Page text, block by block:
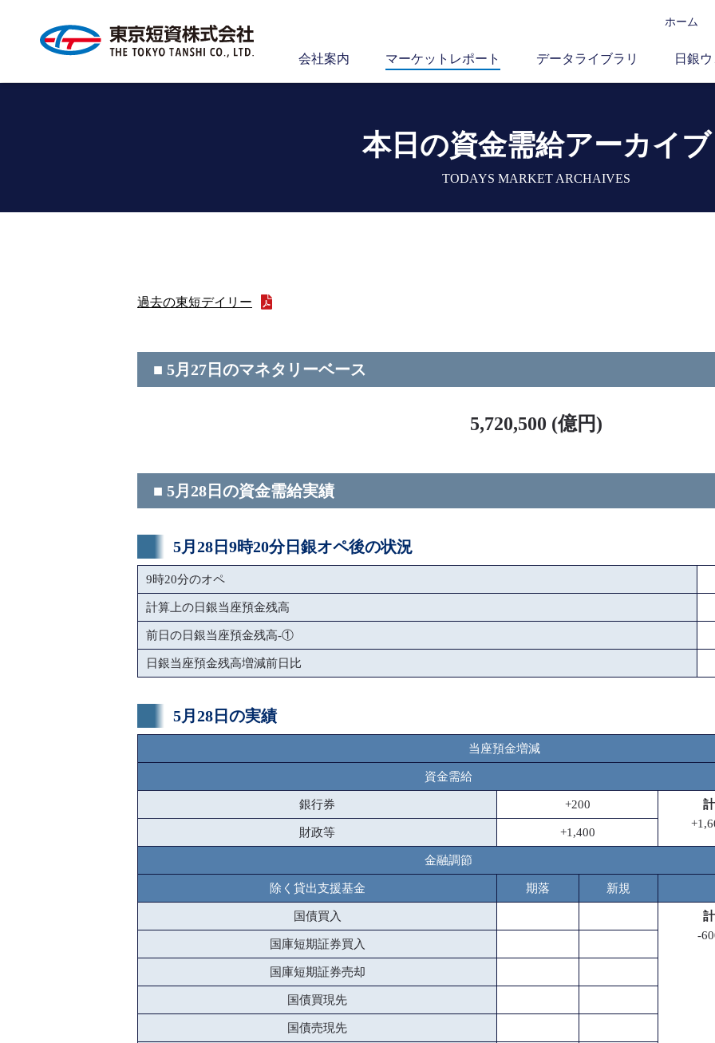
ホーム
会社案内 マーケットレポート データライブラリ 日銀
本日の資金需給アーカイブ
TODAYS MARKET ARCHAIVES
過去の東短デイリー
■ 5月27日のマネタリーベース
5,720,500 (億円)
■ 5月28日の資金需給実績
5月28日9時20分日銀オペ後の状況
9時20分のオペ
計算上の日銀当座預金残高
前日の日銀当座預金残高-①
日銀当座預金残高増減前日比
5月28日の実績
当座預金増減
資金需給
銀行券 +200
計
財政等 +1,400
金融調節
除く貸出支援基金 期落 新規
国債買入
計
-
国庫短期証券買入
国庫短期証券売却
国債買現先
国債売現先